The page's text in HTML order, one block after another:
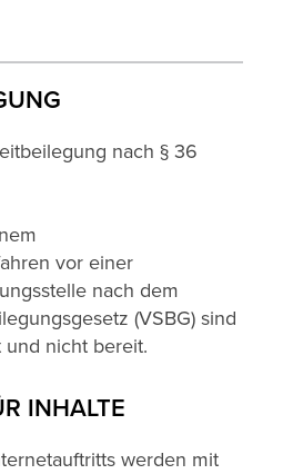
nach § 36
vor einer
nach dem
(VSBG) sind
nicht bereit.
INHALTE
werden mit